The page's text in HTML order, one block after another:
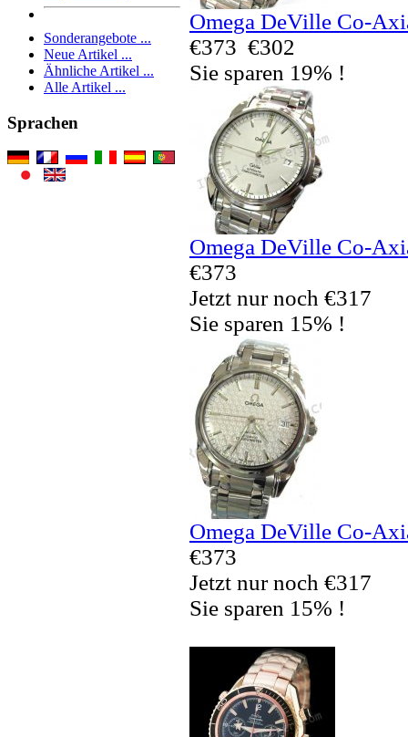
Sonderangebote ...
Neue Artikel ...
Ähnliche Artikel ...
Alle Artikel ...
Sprachen
Omega DeVille Co-
€373 €302
Sie sparen 19% !
Omega DeVille Co-
€373
Jetzt nur noch €317
Sie sparen 15% !
Omega DeVille Co-
€373
Jetzt nur noch €317
Sie sparen 15% !